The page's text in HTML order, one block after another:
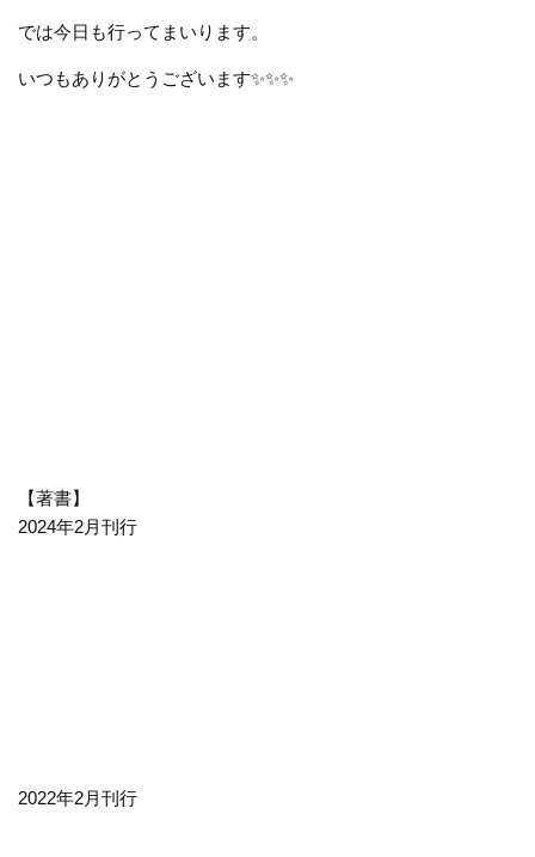
では今日も行ってまいります。
いつもありがとうございます✨✨✨
【著書】
2024年2月刊行
2022年2月刊行